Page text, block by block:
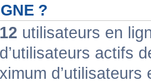
?
12 utilisateurs en
actifs